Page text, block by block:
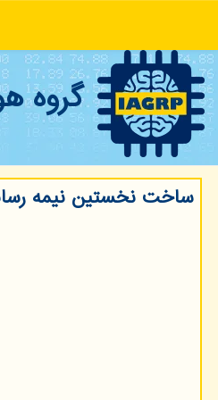
گروه
ساخت نخستین نیمه